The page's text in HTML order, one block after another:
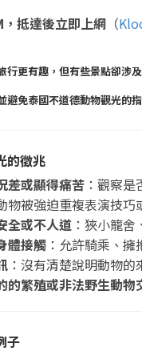
抵達後立即上網 （
行更有趣，但有些景點卻涉
避免泰國不道德動物觀光的指
的徵兆
差或顯得痛苦 ：觀察
物被強迫重複表演技巧
全或不人道 ：狹小籠
體接觸 ：允許騎乘、
：沒有清楚說明動物
的繁殖或非法野生動物
子